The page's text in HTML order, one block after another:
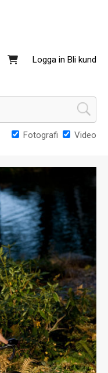
Logga in Bli kund
Fotografi Video